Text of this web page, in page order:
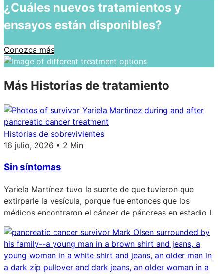
¿Cuáles nuevos tratamientos y
ensayos están disponibles?
Conozca más
Más Historias de tratamiento
Historias de sobrevivientes
16 julio, 2026 • 2 Min
Sin síntomas
Yariela Martínez tuvo la suerte de que tuvieron que
extirparle la vesícula, porque fue entonces que los
médicos encontraron el cáncer de páncreas en estadio I.